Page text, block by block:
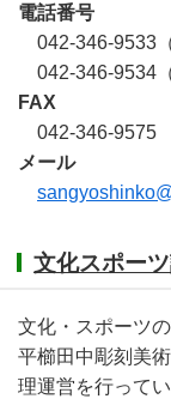
電話番号
042-346-9533
042-346-9534
FAX
042-346-9575
メール
文化スポー
文化・スポーツ
平櫛田中彫刻美
理運営を行って